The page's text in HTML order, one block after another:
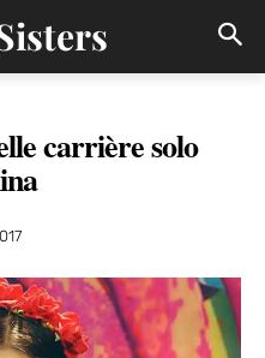
carrière solo